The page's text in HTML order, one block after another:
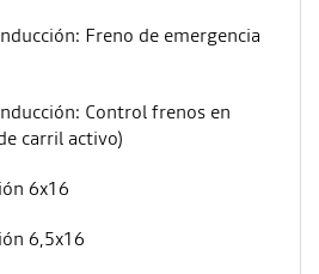
Freno de emergencia
Control frenos en
carril activo)
6x16
6,5x16